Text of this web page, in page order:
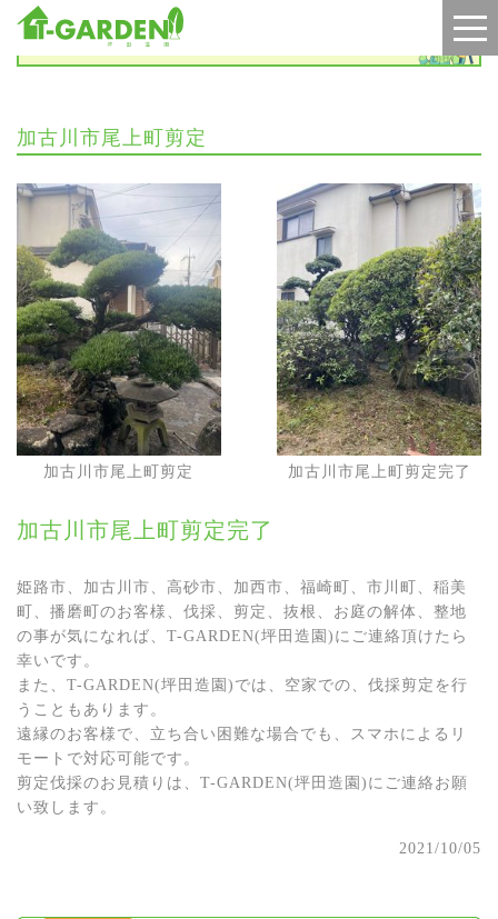
施工実績
加古川市尾上町剪定
加古川市尾上町剪定 加古川市尾上町剪定完了
加古川市尾上町剪定完了
姫路市、加古川市、高砂市、加西市、福崎町、市川町、稲美
町、播磨町のお客様、伐採、剪定、抜根、お庭の解体、整地
の事が気になれば、T-GARDEN(坪田造園)にご連絡頂けたら
幸いです。
また、T-GARDEN(坪田造園)では、空家での、伐採剪定を行
うこともあります。
遠縁のお客様で、立ち合い困難な場合でも、スマホによるリ
モートで対応可能です。
剪定伐採のお見積りは、T-GARDEN(坪田造園)にご連絡お願
い致します。
2021/10/05